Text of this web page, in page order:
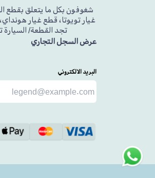
شغوفون بكل ما يتعلق بقطع
غيار تويوتا، قطع غيار
تجد القطعة/
عرض السجل التجاري
البريد الالكتروني